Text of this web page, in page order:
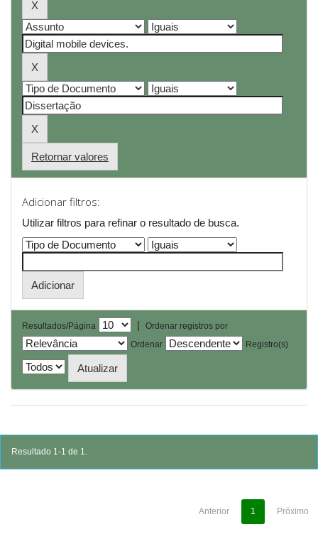
Retornar valores
Adicionar filtros:
Utilizar filtros para refinar o resultado de busca.
Resultados/Página |
Ordenar registros por
Ordenar
Registro(s)
Resultado 1-1 de 1.
Anterior 1 Próximo